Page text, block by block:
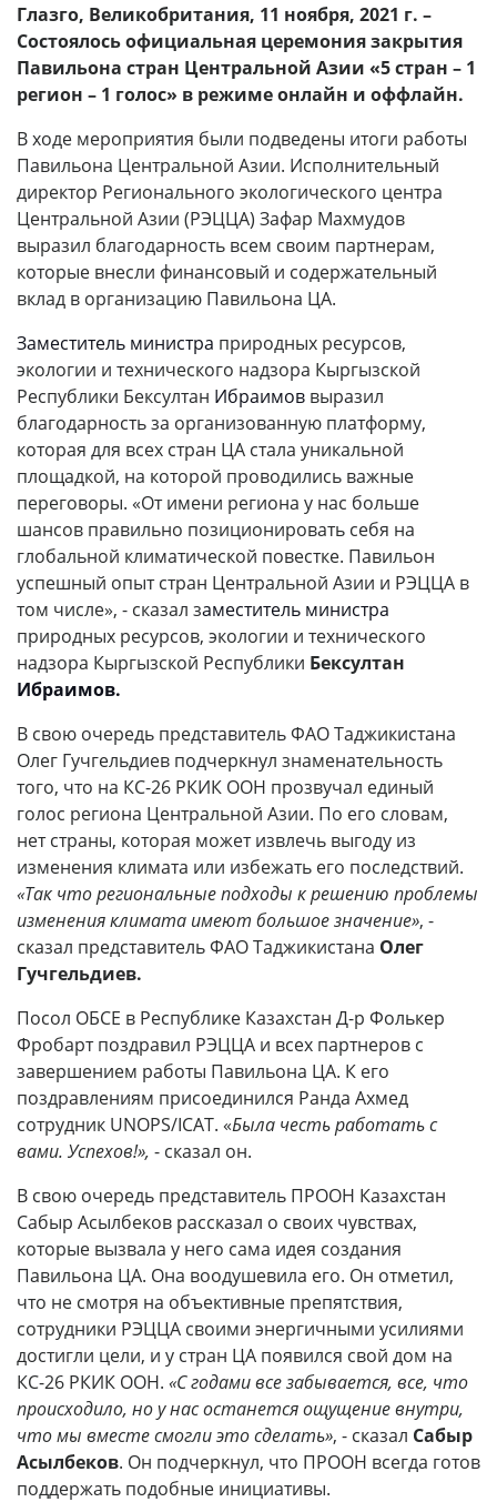
Глазго, Великобритания, 11 ноября, 2021 г. –
Состоялось официальная церемония закрытия
Павильона стран Центральной Азии «5 стран – 1
регион – 1 голос» в режиме онлайн и оффлайн.
В ходе мероприятия были подведены итоги работы
Павильона Центральной Азии. Исполнительный
директор Регионального экологического центра
Центральной Азии (РЭЦЦА) Зафар Махмудов
выразил благодарность всем своим партнерам,
которые внесли финансовый и содержательный
вклад в организацию Павильона ЦА.
Заместитель министра природных ресурсов,
экологии и технического надзора Кыргызской
Республики Бексултан Ибраимов выразил
благодарность за организованную платформу,
которая для всех стран ЦА стала уникальной
площадкой, на которой проводились важные
переговоры. «От имени региона у нас больше
шансов правильно позиционировать себя на
глобальной климатической повестке. Павильон
успешный опыт стран Центральной Азии и РЭЦЦА в
том числе», - сказал заместитель министра
природных ресурсов, экологии и технического
надзора Кыргызской Республики Бексултан
Ибраимов.
В свою очередь представитель ФАО Таджикистана
Олег Гучгельдиев подчеркнул знаменательность
того, что на КС-26 РКИК ООН прозвучал единый
голос региона Центральной Азии. По его словам,
нет страны, которая может извлечь выгоду из
изменения климата или избежать его последствий.
«Так что региональные подходы к решению проблемы
изменения климата имеют большое значение», -
сказал представитель ФАО Таджикистана Олег
Гучгельдиев.
Посол ОБСЕ в Республике Казахстан Д-р Фолькер
Фробарт поздравил РЭЦЦА и всех партнеров с
завершением работы Павильона ЦА. К его
поздравлениям присоединился Ранда Ахмед
сотрудник UNOPS/ICAT. «Была честь работать с
вами. Успехов!», - сказал он.
В свою очередь представитель ПРООН Казахстан
Сабыр Асылбеков рассказал о своих чувствах,
которые вызвала у него сама идея создания
Павильона ЦА. Она воодушевила его. Он отметил,
что не смотря на объективные препятствия,
сотрудники РЭЦЦА своими энергичными усилиями
достигли цели, и у стран ЦА появился свой дом на
КС-26 РКИК ООН. «С годами все забывается, все, что
происходило, но у нас останется ощущение внутри,
что мы вместе смогли это сделать», - сказал Сабыр
Асылбеков. Он подчеркнул, что ПРООН всегда готов
поддержать подобные инициативы.